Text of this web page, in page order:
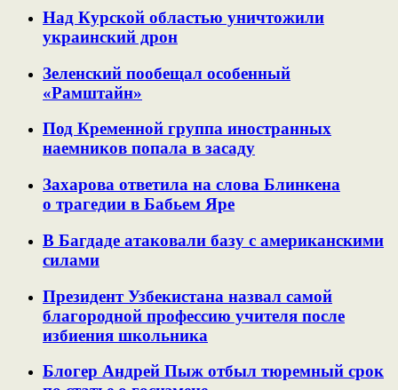
Над Курской областью уничтожили
украинский дрон
Зеленский пообещал особенный
«Рамштайн»
Под Кременной группа иностранных
наемников попала в засаду
Захарова ответила на слова Блинкена
о трагедии в Бабьем Яре
В Багдаде атаковали базу с американскими
силами
Президент Узбекистана назвал самой
благородной профессию учителя после
избиения школьника
Блогер Андрей Пыж отбыл тюремный срок